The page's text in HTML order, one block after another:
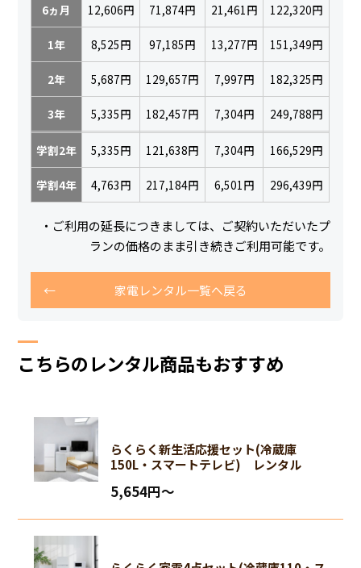
6ヵ月 12,606円 71,874円 21,461円 122,320円
1年 8,525円 97,185円 13,277円 151,349円
2年 5,687円 129,657円 7,997円 182,325円
3年 5,335円 182,457円 7,304円 249,788円
学割2年 5,335円 121,638円 7,304円 166,529円
学割4年 4,763円 217,184円 6,501円 296,439円
・ご利用の延長につきましては、ご契約いただいたプ
ランの価格のまま引き続きご利用可能です。
家電レンタル一覧へ戻る
こちらのレンタル商品もおすすめ
らくらく新生活応援セット(冷蔵庫
150L・スマートテレビ) レンタル
5,654円〜